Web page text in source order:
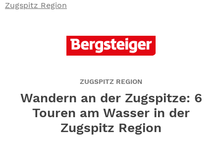
Zugspitz Region
ZUGSPITZ REGION
Wandern an der Zugspitze: 6
Touren am Wasser in der
Zugspitz Region
ALLE THEMEN